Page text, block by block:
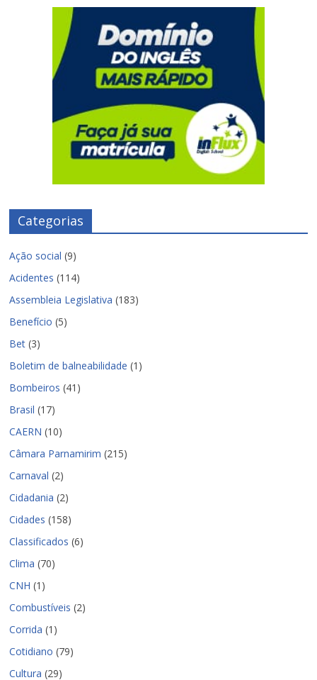
Categorias
Ação social (9)
Acidentes (114)
Assembleia Legislativa (183)
Benefício (5)
Bet (3)
Boletim de balneabilidade (1)
Bombeiros (41)
Brasil (17)
CAERN (10)
Câmara Parnamirim (215)
Carnaval (2)
Cidadania (2)
Cidades (158)
Classificados (6)
Clima (70)
CNH (1)
Combustíveis (2)
Corrida (1)
Cotidiano (79)
Cultura (29)